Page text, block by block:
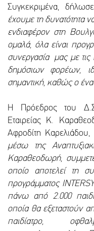
Συγκεκριμένα,
έχουμε τη δυνατότητα
ενδιαφέρον στη
ομαλά, όλα είναι
συνεργασία μας με τις
δημόσιων φορέων,
σημαντική, καθώς ο
Η Πρόεδρος του
Εταιρείας Κ.
Αφροδίτη Καρελιάδου,
μέσω της
Καραθεοδωρή,
οποίο αποτελεί τη
προγράμματος
πάνω από 2.000
οποία θα εξεταστούν
παιδίατρο,